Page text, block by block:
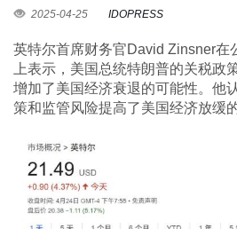
2025-04-25 IDOPRESS
英特尔首席财务官David Zinsner在
上表示，美国总统特朗普的关税政
增加了美国经济衰退的可能性。他
策和监管风险提高了美国经济放缓